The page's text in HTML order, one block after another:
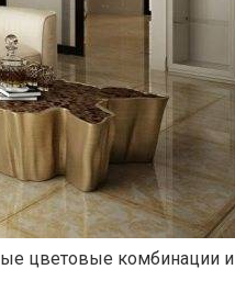
цветовые комбинации и